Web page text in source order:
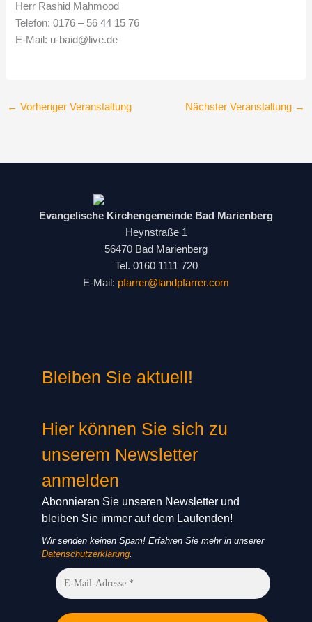
Herr Rashid Mahmood
Telefon: 0176 – 56 44 15 76
E-Mail: u-baid@live.de
← Vorheriger Veranstaltung Nächster Veranstaltung →
Evangelische Kirchengemeinde Bad Marienberg
Heynstraße 1
56470 Bad Marienberg
Tel. 0160 1111 720
E-Mail: pfarrer@landpfarrer.com
Bleiben Sie aktuell!
Hier können Sie sich zu
unserem Newsletter
anmelden
Abonnieren Sie unseren Newsletter und
bleiben Sie immer auf dem Laufenden!
Wir senden keinen Spam! Erfahren Sie mehr in unserer
Datenschutzerklärung.